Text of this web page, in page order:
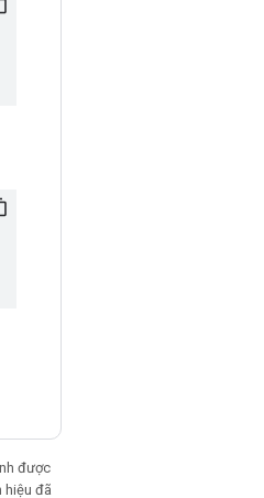
được
hiệu đã